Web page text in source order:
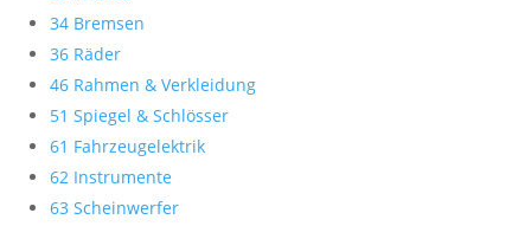
34 Bremsen
36 Räder
46 Rahmen & Verkleidung
51 Spiegel & Schlösser
61 Fahrzeugelektrik
62 Instrumente
63 Scheinwerfer